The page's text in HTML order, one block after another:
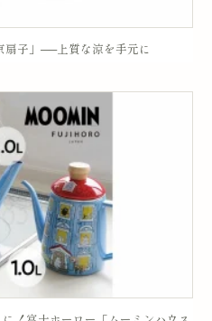
扇子」──上質な涼を手元に